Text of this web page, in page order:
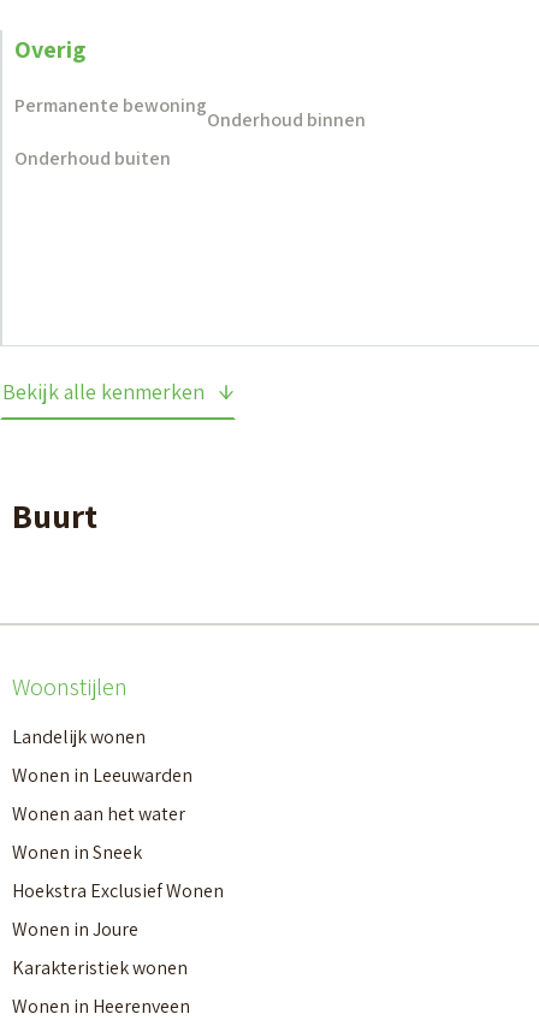
Overig
Permanente bewoning
Onderhoud binnen
Onderhoud buiten
Bekijk alle kenmerken
Buurt
Woonstijlen
Landelijk wonen
Wonen in Leeuwarden
Wonen aan het water
Wonen in Sneek
Hoekstra Exclusief Wonen
Wonen in Joure
Karakteristiek wonen
Wonen in Heerenveen